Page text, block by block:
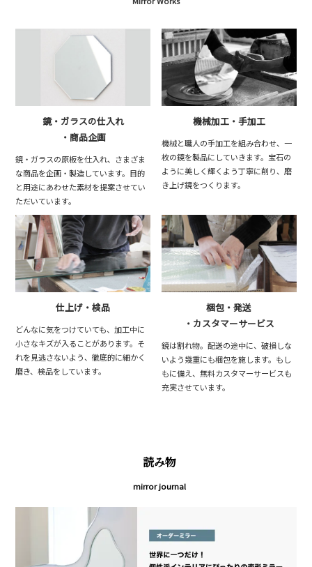
鏡・ガラスの仕入れ
・商品企画
鏡・ガラスの原板を仕入れ、さまざま
な商品を企画・製造しています。目的
と用途にあわせた素材を提案させてい
ただいています。
機械加工・手加工
機械と職人の手加工を組み合わせ、一
枚の鏡を製品にしていきます。宝石の
ように美しく輝くよう丁寧に削り、磨
き上げ鏡をつくります。
仕上げ・検品
どんなに気をつけていても、加工中に
小さなキズが入ることがあります。そ
れを見逃さないよう、徹底的に細かく
磨き、検品をしています。
梱包・発送
・カスタマーサービス
鏡は割れ物。配送の途中に、破損しな
いよう幾重にも梱包を施します。もし
もに備え、無料カスタマーサービスも
充実させています。
読み物
mirror journal